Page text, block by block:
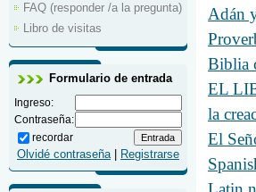
FAQ (responder /a la pregunta)
Libro de visitas
Formulario de entrada
Ingreso:
Contraseña:
recordar
Olvidé contraseña| Registrarse
Adán
Biblia
EL
la
El